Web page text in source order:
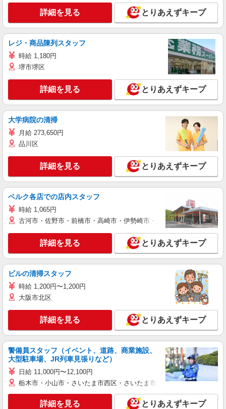
詳細を見る とりあえずキープ
レジ・商品陳列スタッフ
時給 1,180円
堺市堺区
詳細を見る とりあえずキープ
大学病院の清掃
月給 273,650円
品川区
詳細を見る とりあえずキープ
ベルク各店での店内スタッフ
時給 1,065円
古河市・佐野市・前橋市・高崎市・伊勢崎市・太田市・館林市・藤
詳細を見る とりあえずキープ
ビルの清掃スタッフ
時給 1,200円〜1,200円
大阪市北区
詳細を見る とりあえずキープ
警備員スタッフ（イベント、道路、商業施設、
大型駐車場、JR列車見張りなど）
日給 11,000円〜12,100円
栃木市・小山市・さいたま市西区・さいたま市岩槻区・久喜市・蓮田
詳細を見る とりあえずキープ